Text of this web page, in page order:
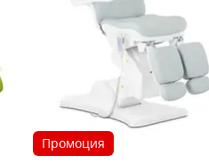
Промоция